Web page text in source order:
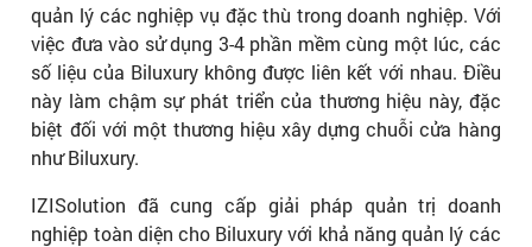
quản lý các nghiệp vụ đặc thù trong doanh nghiệp. Với
việc đưa vào sử dụng 3-4 phần mềm cùng một lúc, các
số liệu của Biluxury không được liên kết với nhau. Điều
này làm chậm sự phát triển của thương hiệu này, đặc
biệt đối với một thương hiệu xây dựng chuỗi cửa hàng
như Biluxury.
IZISolution đã cung cấp giải pháp quản trị doanh
nghiệp toàn diện cho Biluxury với khả năng quản lý các